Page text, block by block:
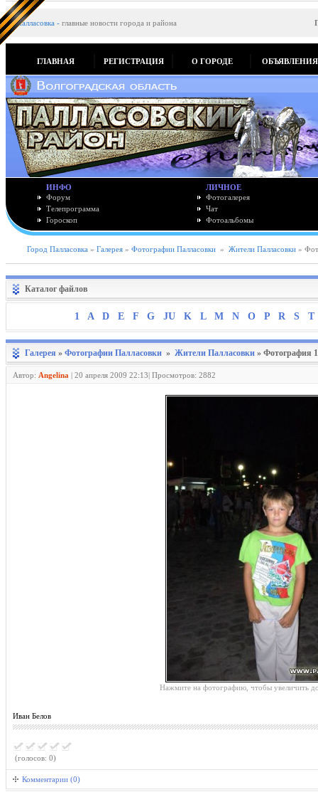
Палласовка - главные новости города и района
ГЛАВНАЯ РЕГИСТРАЦИЯ О ГОРОДЕ ОБЪЯВЛЕНИЯ
ИНФО
Форум
Телепрограмма
Гороскоп
ЛИЧНОЕ
Фотогалерея
Чат
Фотоальбомы
Город Палласовка » Галерея » Фотографии Палласовки » Жители Палласовки »
Каталог файлов
1 A D E F G JU K L M N O P R S T
Галерея » Фотографии Палласовки » Жители Палласовки » Фотография 1
Автор: Angelina | 20 апреля 2009 22:13| Просмотров: 2882
Нажмите на фотографию, чтобы увеличить
Иван Белов
(голосов: 0)
Комментарии (0)